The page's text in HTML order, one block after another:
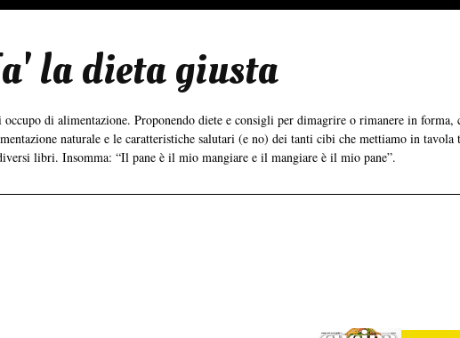
la dieta giusta
di alimentazione. Proponendo diete e consigli per dimagrire o rimanere in forma,
naturale e le caratteristiche salutari (e no) dei tanti cibi che mettiamo in
libri. Insomma: “Il pane è il mio mangiare e il mangiare è il mio pane”.